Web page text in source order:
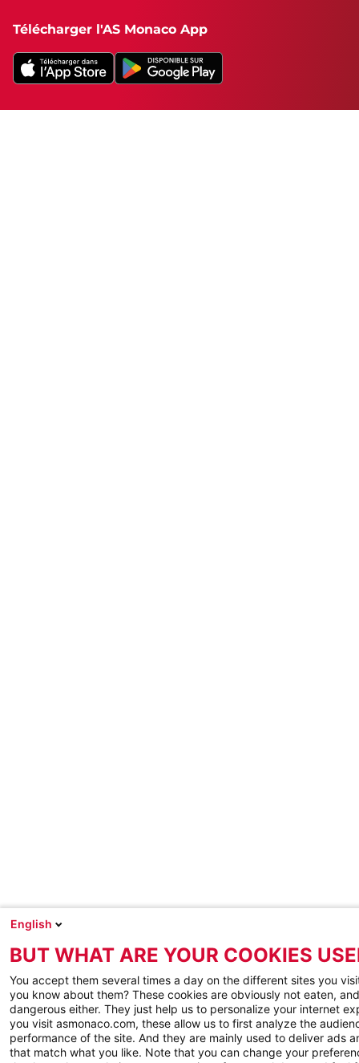
Télécharger l'AS Monaco App
English
BUT WHAT ARE YOUR COOKIES
You accept them several times a day on the different sites you
you know about them? These cookies are obviously not eaten,
dangerous either. They just help us to personalize your internet
you visit asmonaco.com, these allow us to first analyze the
performance of the site. And they are mainly used to deliver ads
that match what you like. Note that you can change your